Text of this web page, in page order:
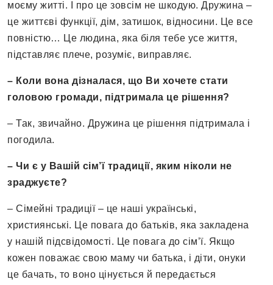
моєму житті. І про це зовсім не шкодую. Дружина –
це життєві функції, дім, затишок, відносини. Це все
повністю… Це людина, яка біля тебе усе життя,
підставляє плече, розуміє, виправляє.
– Коли вона дізналася, що Ви хочете стати
головою громади, підтримала це рішення?
– Так, звичайно. Дружина це рішення підтримала і
погодила.
– Чи є у Вашій сім’ї традиції, яким ніколи не
зраджуєте?
– Сімейні традиції – це наші українські,
християнські. Це повага до батьків, яка закладена
у нашій підсвідомості. Це повага до сім’ї. Якщо
кожен поважає свою маму чи батька, і діти, онуки
це бачать, то воно цінується й передається